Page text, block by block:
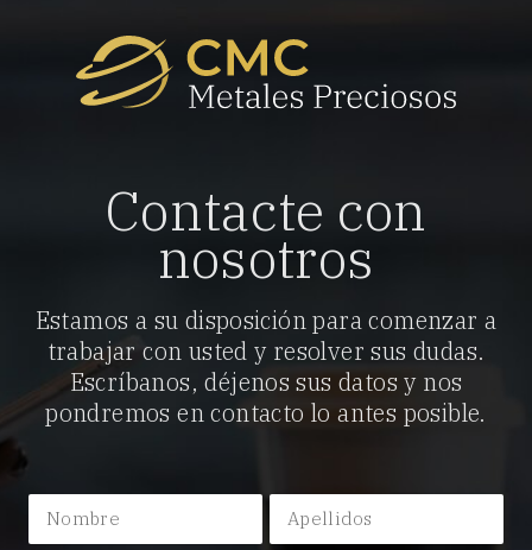
Contacte con
nosotros
Estamos a su disposición para comenzar a
trabajar con usted y resolver sus dudas.
Escríbanos, déjenos sus datos y nos
pondremos en contacto lo antes posible.